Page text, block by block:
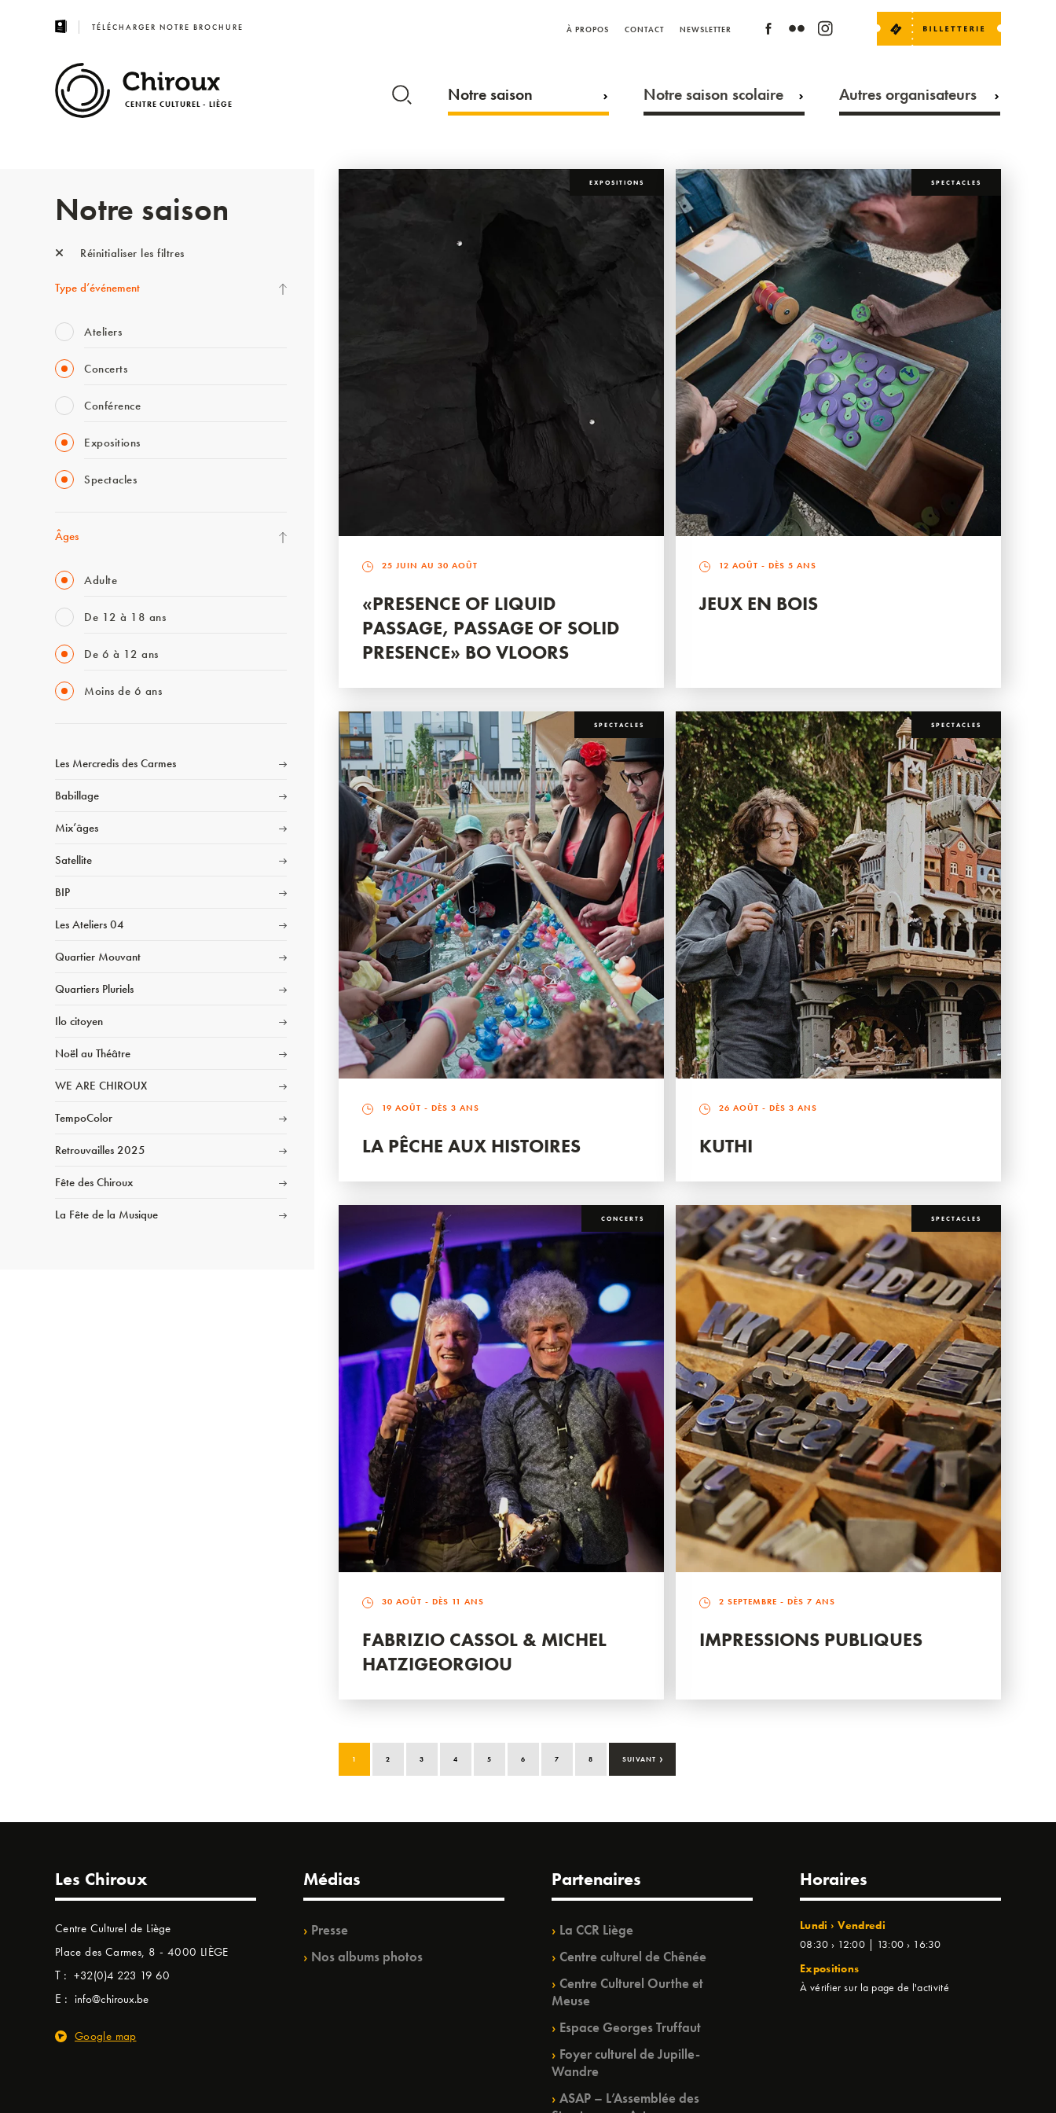
TÉLÉCHARGER NOTRE BROCHURE À PROPOS CONTACT NEWSLETTER
CENTRE CULTUREL - LIÈGE Notre saison Notre saison scolaire Autres organisateurs
Notre saison
Réinitialiser les filtres
Type d’événement
Ateliers
Concerts
Conférence
Expositions
Spectacles
Âges
Adulte
De 12 à 18 ans
De 6 à 12 ans
Moins de 6 ans
Les Mercredis des Carmes
Babillage
Mix’âges
Satellite
BIP
Les Ateliers 04
Quartier Mouvant
Quartiers Pluriels
Ilo citoyen
Noël au Théâtre
WE ARE CHIROUX
TempoColor
Retrouvailles 2025
Fête des Chiroux
La Fête de la Musique
EXPOSITIONS
25 JUIN AU 30 AOÛT
«PRESENCE OF LIQUID
PASSAGE, PASSAGE OF SOLID
PRESENCE» BO VLOORS
SPECTACLES
12 AOÛT - DÈS 5 ANS
JEUX EN BOIS
SPECTACLES
19 AOÛT - DÈS 3 ANS
LA PÊCHE AUX HISTOIRES
SPECTACLES
26 AOÛT - DÈS 3 ANS
KUTHI
CONCERTS
30 AOÛT - DÈS 11 ANS
FABRIZIO CASSOL & MICHEL
HATZIGEORGIOU
SPECTACLES
2 SEPTEMBRE - DÈS 7 ANS
IMPRESSIONS PUBLIQUES
1 2 3 4 5 6 7 8 SUIVANT ›
Les Chiroux
Centre Culturel de Liège
Place des Carmes, 8 - 4000 LIÈGE
T : +32(0)4 223 19 60
E : info@chiroux.be
Google map
Médias
Presse
Nos albums photos
Partenaires
La CCR Liège
Centre culturel de Chênée
Centre Culturel Ourthe et
Meuse
Espace Georges Truffaut
Foyer culturel de Jupille-
Wandre
ASAP – L’Assemblée des
Horaires
Lundi › Vendredi
08:30 › 12:00 | 13:00 › 16:30
Expositions
À vérifier sur la page de l'activité